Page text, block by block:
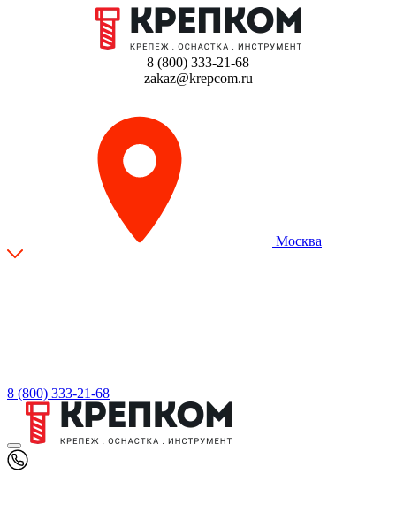
8 (800) 333-21-68
zakaz@krepcom.ru
Москва
8 (800) 333-21-68